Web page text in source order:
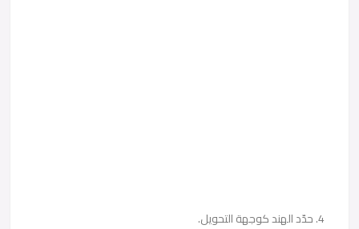
4. حدّد الهند كوجهة التحويل.